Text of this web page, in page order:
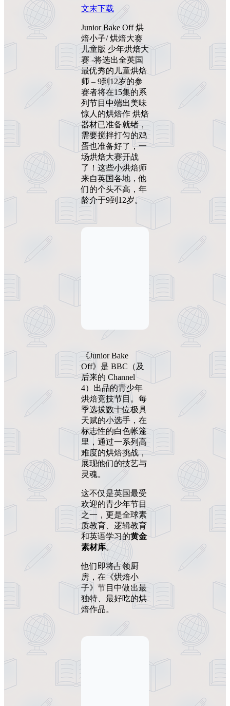
文末下载
Junior Bake Off 烘
焙小子/ 烘焙大赛
儿童版 少年烘焙大
赛 -将选出全英国
最优秀的儿童烘焙
师 – 9到12岁的参
赛者将在15集的系
列节目中端出美味
惊人的烘焙作 烘焙
器材已准备就绪，
需要搅拌打匀的鸡
蛋也准备好了，一
场烘焙大赛开战
了！这些小烘焙师
来自英国各地，他
们的个头不高，年
龄介于9到12岁。
《Junior Bake
Off》是 BBC（及
后来的 Channel
4）出品的青少年
烘焙竞技节目。每
季选拔数十位极具
天赋的小选手，在
标志性的白色帐篷
里，通过一系列高
难度的烘焙挑战，
展现他们的技艺与
灵魂。
这不仅是英国最受
欢迎的青少年节目
之一，更是全球素
质教育、逻辑教育
和英语学习的黄金
素材库。
他们即将占领厨
房，在《烘焙小
子》节目中做出最
独特、最好吃的烘
焙作品。